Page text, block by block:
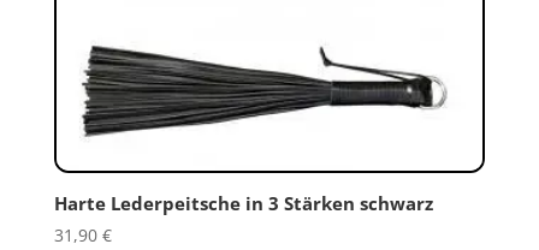
Harte Lederpeitsche in 3 Stärken schwarz
31,90 €